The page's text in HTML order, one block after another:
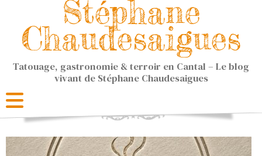
Stéphane
Chaudesaigues
Tatouage, gastronomie & terroir en Cantal – Le blog
vivant de Stéphane Chaudesaigues